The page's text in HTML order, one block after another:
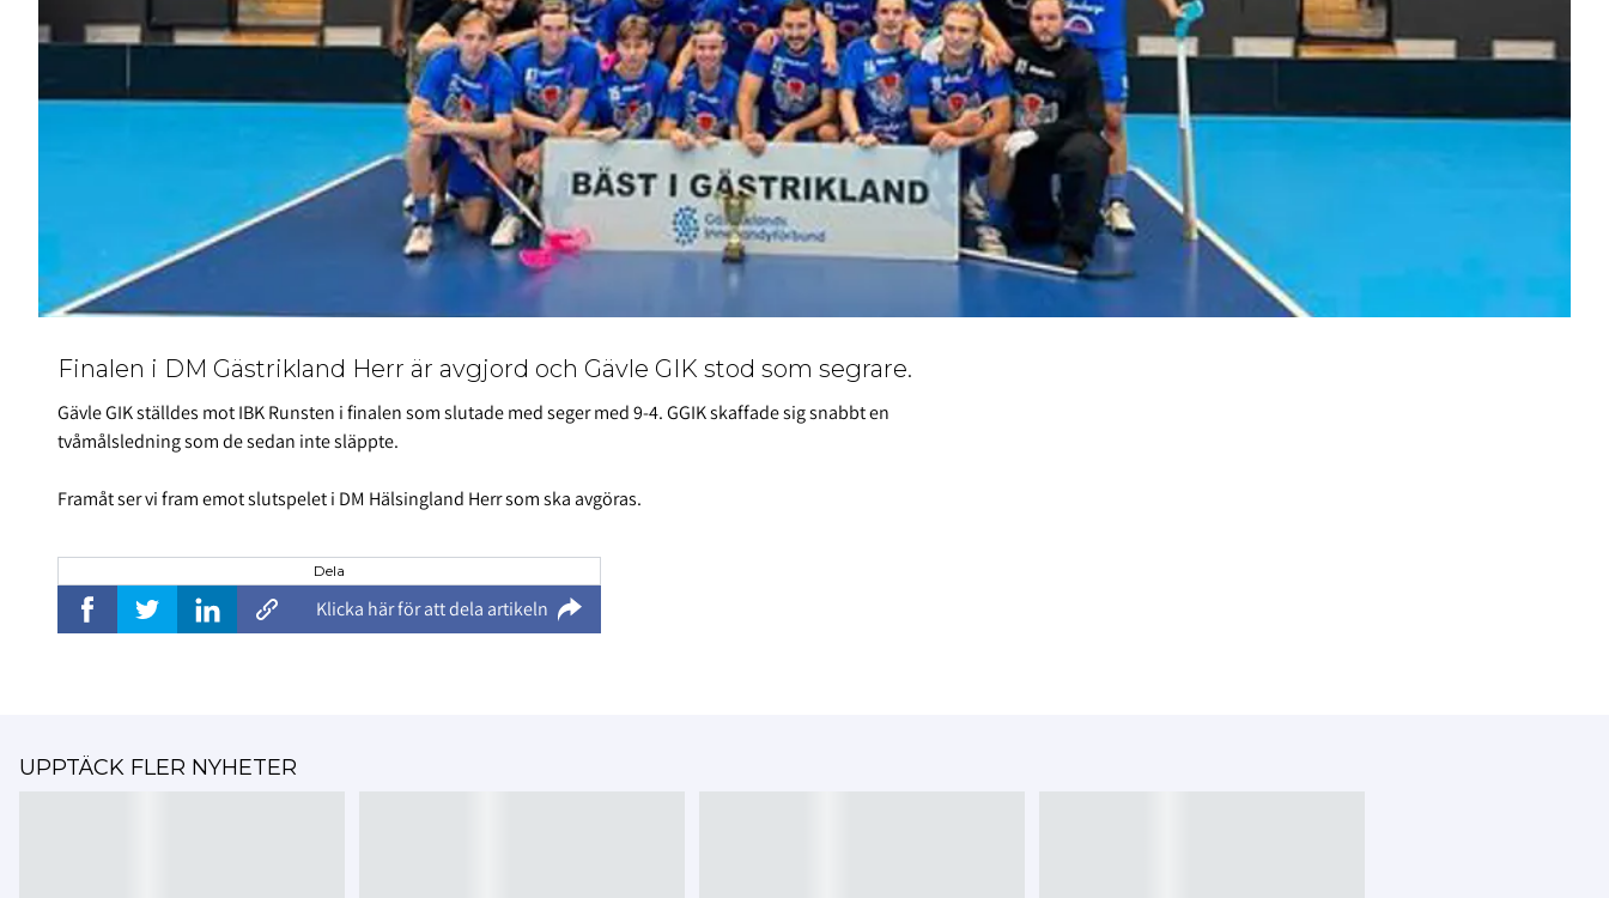
Finalen i DM Gästrikland Herr är avgjord och Gävle GIK stod som segrare.
Gävle GIK ställdes mot IBK Runsten i finalen som slutade med seger med 9-4. GGIK skaffade sig snabbt en
tvåmålsledning som de sedan inte släppte.
Framåt ser vi fram emot slutspelet i DM Hälsingland Herr som ska avgöras.
Dela
Klicka här för att dela artikeln
UPPTÄCK FLER NYHETER